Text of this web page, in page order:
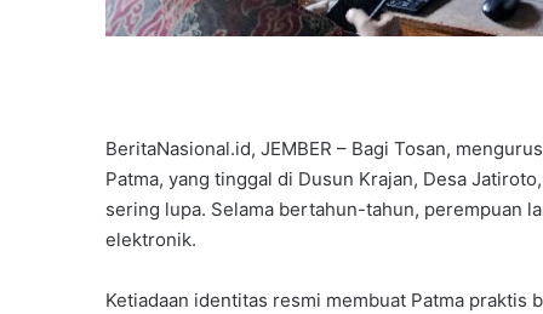
BeritaNasional.id, JEMBER – Bagi Tosan,
Patma, yang tinggal di Dusun Krajan, Desa
sering lupa. Selama bertahun-tahun, perempuan
elektronik.
Ketiadaan identitas resmi membuat Patma praktis